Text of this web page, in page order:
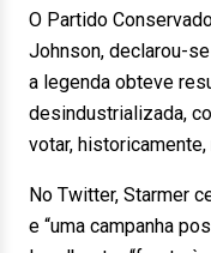
O Partido
Johnson, declarou-
a legenda obteve
desindustrializada,
votar, historicamente,
No Twitter, Starmer
e “uma campanha